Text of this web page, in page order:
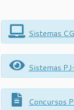
Sistemas
Sistemas
Concursos